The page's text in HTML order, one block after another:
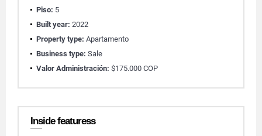
Piso: 5
Built year: 2022
Property type: Apartamento
Business type: Sale
Valor Administración: $175.000 COP
Inside featuress